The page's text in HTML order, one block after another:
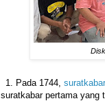
1.⁠ ⁠Pada 1744, suratkabar
suratkabar pertama yang